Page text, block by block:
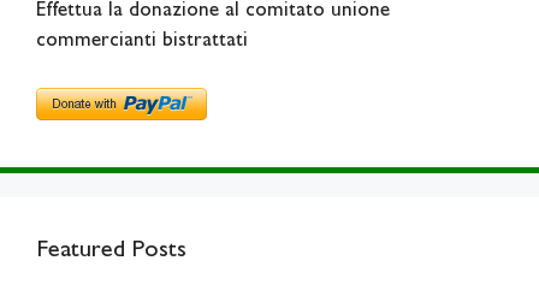
Effettua la donazione al comitato unione
commercianti bistrattati
Featured Posts